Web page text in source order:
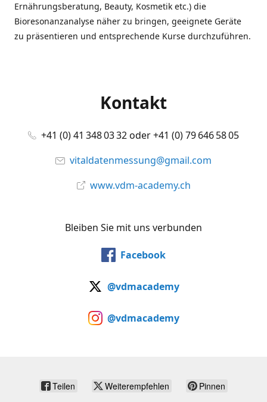
Ernährungsberatung, Beauty, Kosmetik etc.) die
Bioresonanzanalyse näher zu bringen, geeignete Geräte
zu präsentieren und entsprechende Kurse durchzuführen.
Kontakt
+41 (0) 41 348 03 32 oder +41 (0) 79 646 58 05
vitaldatenmessung@gmail.com
www.vdm-academy.ch
Bleiben Sie mit uns verbunden
Facebook
@vdmacademy
@vdmacademy
Teilen Weiterempfehlen Pinnen